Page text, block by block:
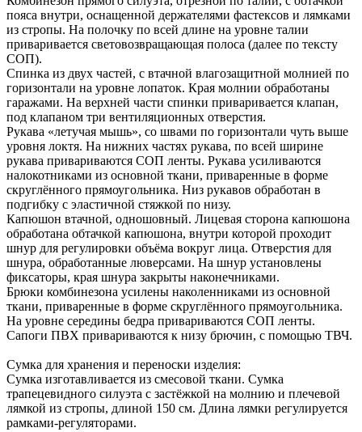
пояса внутри, оснащенной держателями фастексов и лямками
из стропы. На полочку по всей длине на уровне талии
приваривается световозвращающая полоса (далее по тексту
СОП).
Спинка из двух частей, с втачной влагозащитной молнией по
горизонтали на уровне лопаток. Края молнии обработаны
гаражами. На верхней части спинки приваривается клапан,
под клапаном три вентиляционных отверстия.
Рукава «летучая мышь», со швами по горизонтали чуть выше
уровня локтя. На нижних частях рукава, по всей ширине
рукава привариваются СОП ленты. Рукава усиливаются
налокотниками из основной ткани, приваренные в форме
скруглённого прямоугольника. Низ рукавов обработан в
подгибку с эластичной стяжкой по низу.
Капюшон втачной, одношовный. Лицевая сторона капюшона
обработана обтачкой капюшона, внутри которой проходит
шнур для регулировки объёма вокруг лица. Отверстия для
шнура, обработанные люверсами. На шнур установлены
фиксаторы, края шнура закрыты наконечниками.
Брюки комбинезона усилены наколенниками из основной
ткани, приваренные в форме скруглённого прямоугольника.
На уровне середины бедра привариваются СОП ленты.
Сапоги ПВХ привариваются к низу брючин, с помощью ТВЧ.
Сумка для хранения и переноски изделия:
Сумка изготавливается из смесовой ткани. Сумка
трапецевидного силуэта с застёжкой на молнию и плечевой
лямкой из стропы, длиной 150 см. Длина лямки регулируется
рамками-регуляторами.